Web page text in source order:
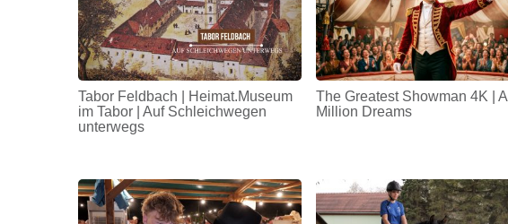
Tabor Feldbach | Heimat.Museum
im Tabor | Auf Schleichwegen
unterwegs
The Greatest Showman 4K | A
Million Dreams